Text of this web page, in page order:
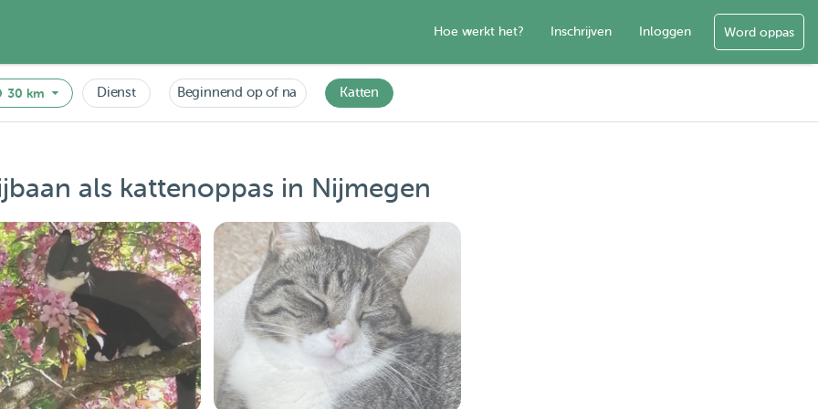
Hoe werkt het? Inschrijven Inloggen Word oppas
30 km Dienst Beginnend op of na Katten
als kattenoppas in Nijmegen